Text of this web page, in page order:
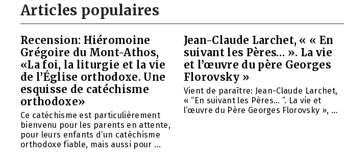
Articles populaires
Recension: Hiéromoine
Grégoire du Mont-Athos,
«La foi, la liturgie et la vie
de l’Église orthodoxe. Une
esquisse de catéchisme
orthodoxe»
Ce catéchisme est particulièrement
bienvenu pour les parents en attente,
pour leurs enfants d’un catéchisme
orthodoxe fiable, mais aussi pour ...
Jean-Claude Larchet, « « En
suivant les Pères… ». La vie
et l’œuvre du père Georges
Florovsky »
Vient de paraître: Jean-Claude Larchet,
« “En suivant les Pères… ”. La vie et
l’œuvre du Père Georges Florovsky », ...